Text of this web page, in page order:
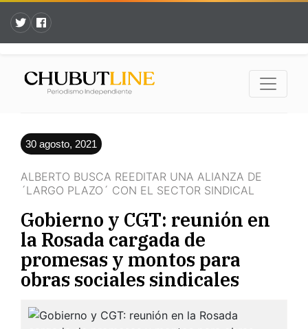
30 agosto, 2021
ALBERTO BUSCA REEDITAR UNA ALIANZA DE
´LARGO PLAZO´ CON EL SECTOR SINDICAL
Gobierno y CGT: reunión en
la Rosada cargada de
promesas y montos para
obras sociales sindicales